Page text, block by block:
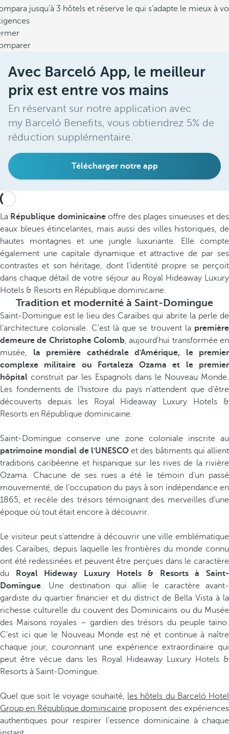
jusqu’à 3 hôtels et réserve le qui s’adapte le mieux à
Avec Barceló App, le meilleur
prix est entre vos mains
En réservant sur notre application avec
my Barceló Benefits, vous obtiendrez 5% de
réduction supplémentaire.
Télécharger notre app
La République dominicaineoffre des plages sinueuses et des
eaux bleues étincelantes, mais aussi des villes historiques, de
hautes montagnes et une jungle luxuriante. Elle compte
également une capitale dynamique et attractive de par ses
contrastes et son héritage, dont l’identité propre se perçoit
dans chaque détail de votre séjour au Royal Hideaway Luxury
Hotels & Resorts en République dominicaine.
Tradition et modernité à Saint-Domingue
Saint-Domingue est le lieu des Caraïbes qui abrite la perle de
l’architecture coloniale. C'est là que se trouvent la première
demeure de Christophe Colomb, aujourd'hui transformée en
musée, la première cathédrale d'Amérique, le premier
complexe militaire ou Fortaleza Ozama et le premier
hôpital construit par les Espagnols dans le Nouveau Monde.
Les fondements de l’histoire du pays n'attendent que d'être
découverts depuis les Royal Hideaway Luxury Hotels &
Resorts en République dominicaine.
Saint-Domingue conserve une zone coloniale inscrite au
patrimoine mondial de l'UNESCO et des bâtiments qui allient
traditions caribéenne et hispanique sur les rives de la rivière
Ozama. Chacune de ses rues a été le témoin d’un passé
mouvementé, de l’occupation du pays à son indépendance en
1865, et recèle des trésors témoignant des merveilles d’une
époque où tout était encore à découvrir.
Le visiteur peut s’attendre à découvrir une ville emblématique
des Caraïbes, depuis laquelle les frontières du monde connu
ont été redessinées et peuvent être perçues dans le caractère
du
Royal Hideway Luxury Hotels & Resorts à Saint-
Domingue. Une destination qui allie le caractère avant-
gardiste du quartier financier et du district de Bella Vista à la
richesse culturelle du couvent des Dominicains ou du Musée
des Maisons royales – gardien des trésors du peuple taïno.
C'est ici que le Nouveau Monde est né et continue à naître
chaque jour, couronnant une expérience extraordinaire qui
peut être vécue dans les Royal Hideaway Luxury Hotels &
Resorts à Saint-Domingue.
Quel que soit le voyage souhaité, les hôtels du Barceló Hotel
Group en République dominicaine proposent des expériences
authentiques pour respirer l'essence dominicaine à chaque